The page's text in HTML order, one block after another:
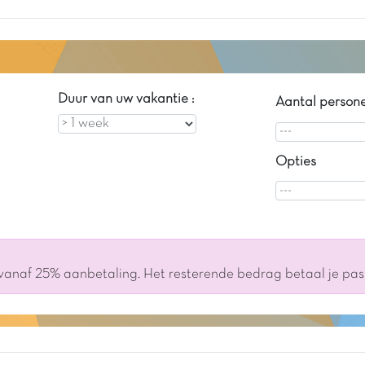
Duur van uw vakantie : Aantal
Opties
25% aanbetaling. Het resterende bedrag betaal je